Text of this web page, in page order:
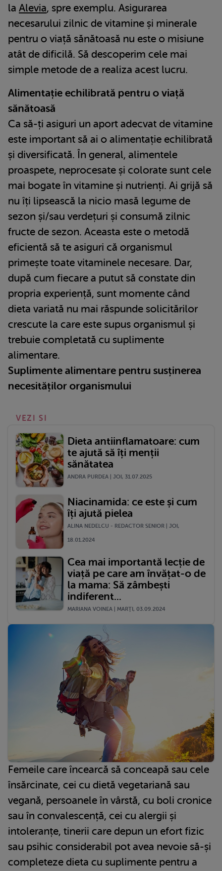
la Alevia, spre exemplu. Asigurarea
necesarului zilnic de vitamine și minerale
pentru o viață sănătoasă nu este o misiune
atât de dificilă. Să descoperim cele mai
simple metode de a realiza acest lucru.
Alimentație echilibrată pentru o viață
sănătoasă
Ca să-ți asiguri un aport adecvat de vitamine
este important să ai o alimentație echilibrată
și diversificată. În general, alimentele
proaspete, neprocesate și colorate sunt cele
mai bogate în vitamine și nutrienți. Ai grijă să
nu îți lipsească la nicio masă legume de
sezon și/sau verdețuri și consumă zilnic
fructe de sezon. Aceasta este o metodă
eficientă să te asiguri că organismul
primește toate vitaminele necesare. Dar,
după cum fiecare a putut să constate din
propria experiență, sunt momente când
dieta variată nu mai răspunde solicitărilor
crescute la care este supus organismul și
trebuie completată cu suplimente
alimentare.
Suplimente alimentare pentru susținerea
necesităților organismului
VEZI SI
Dieta antiinflamatoare: cum
te ajută să îți menții
sănătatea
ANDRA PURDEA | JOI, 31.07.2025
Niacinamida: ce este și cum
îți ajută pielea
ALINA NEDELCU - REDACTOR SENIOR | JOI,
18.01.2024
Cea mai importantă lecție de
viață pe care am învățat-o de
la mama: Să zâmbești
indiferent...
MARIANA VOINEA | MARŢI, 03.09.2024
Femeile care încearcă să conceapă sau cele
însărcinate, cei cu dietă vegetariană sau
vegană, persoanele în vârstă, cu boli cronice
sau în convalescență, cei cu alergii și
intoleranțe, tinerii care depun un efort fizic
sau psihic considerabil pot avea nevoie să-și
completeze dieta cu suplimente pentru a